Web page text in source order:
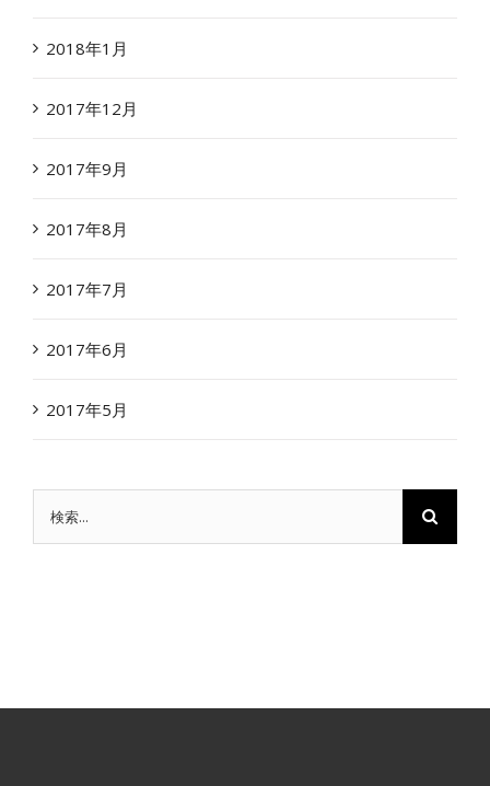
2018年1月
2017年12月
2017年9月
2017年8月
2017年7月
2017年6月
2017年5月
索